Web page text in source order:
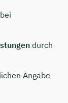
durch
Angabe